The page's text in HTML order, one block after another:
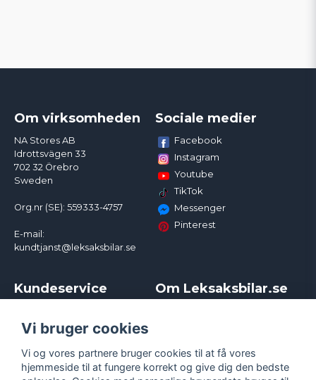
Om virksomheden
NA Stores AB
Idrottsvägen 33
702 32 Örebro
Sweden
Org.nr (SE): 559333-4757
E-mail:
kundtjanst@leksaksbilar.se
Sociale medier
Facebook
Instagram
Youtube
TikTok
Messenger
Pinterest
Kundeservice
Kampagner og rabatter
Reklamation
Policy chase cars
Returnera
Om Leksaksbilar.se
Handelsbetingelser
Persondatapolitik
Vi bruger cookies
Vi og vores partnere bruger cookies til at få vores
hjemmeside til at fungere korrekt og give dig den bedste